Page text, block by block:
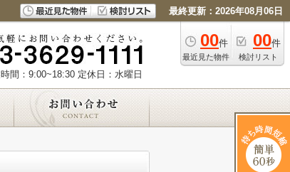
最終更新：2026年08月06日
00件
最近見た物件
00件
検討リスト
間：9:00~18:30 定休日：水曜日